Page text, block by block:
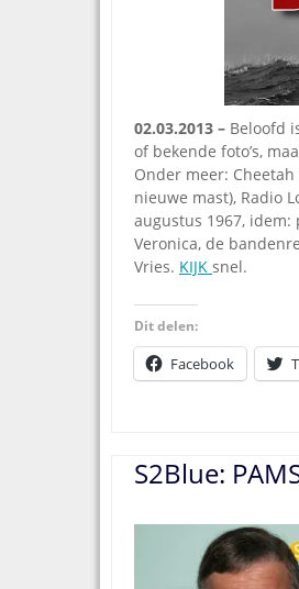
02.03.2013 – Beloofd
of bekende foto’s,
Onder meer:
nieuwe mast), Radio
augustus 1967, idem:
Veronica, de
Vries. KIJK snel.
Dit delen:
Facebook
S2Blue: